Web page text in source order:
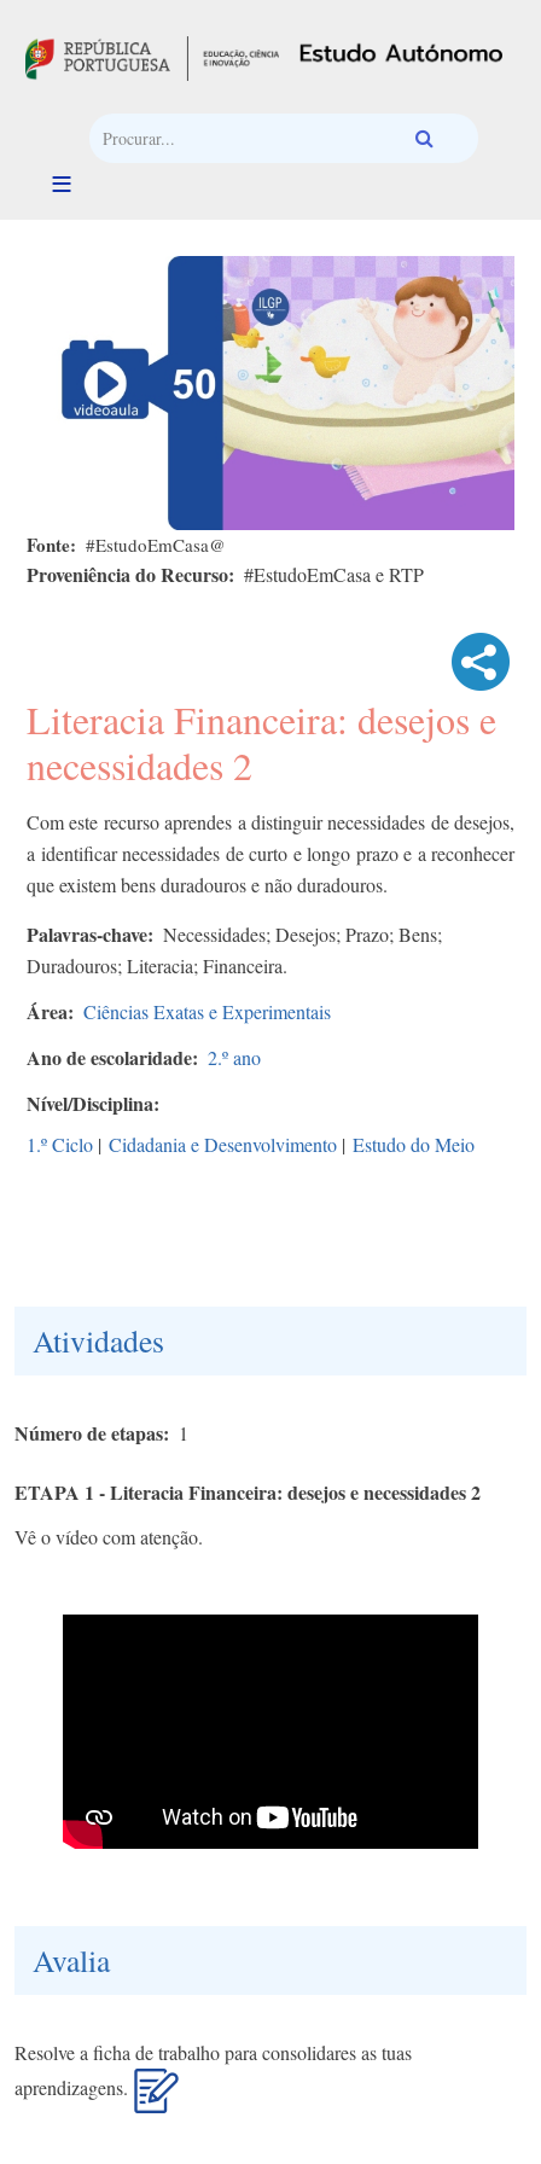
Fonte #EstudoEmCasa@
Proveniência do Recurso #EstudoEmCasa e RTP
Literacia Financeira: desejos e
necessidades 2
Com este recurso aprendes a distinguir necessidades de desejos,
a identificar necessidades de curto e longo prazo e a reconhecer
que existem bens duradouros e não duradouros.
Palavras-chave
Necessidades; Desejos; Prazo; Bens;
Duradouros; Literacia; Financeira.
Área Ciências Exatas e Experimentais
Ano de escolaridade 2.º ano
Nível/Disciplina
1.º Ciclo | Cidadania e Desenvolvimento | Estudo do Meio
Atividades
Número de etapas 1
ETAPA 1 - Literacia Financeira: desejos e necessidades 2
Vê o vídeo com atenção.
Avalia
Resolve a ficha de trabalho para consolidares as tuas
aprendizagens.